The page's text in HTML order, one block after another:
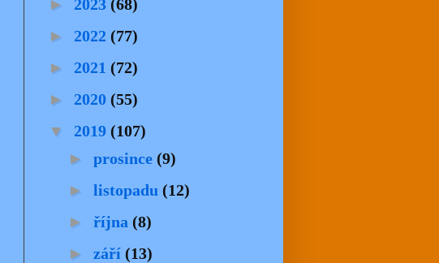
► 2023 (68)
► 2022 (77)
► 2021 (72)
► 2020 (55)
▼ 2019 (107)
► prosince (9)
► listopadu (12)
► října (8)
► září (13)